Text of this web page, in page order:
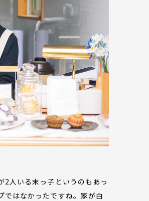
2人いる末っ子というのもあっ
ではなかったですね。家が白